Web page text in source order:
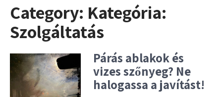
Category: Kategória:
Szolgáltatás
Párás ablakok és
vizes szőnyeg? Ne
halogassa a javítást!